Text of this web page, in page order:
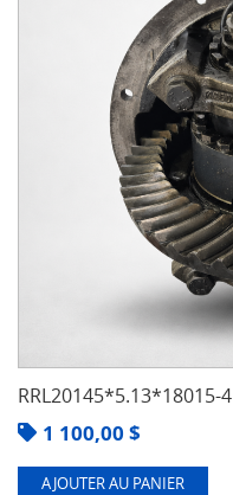
RRL20145*5.13*18015-4
1 100,00 $
AJOUTER AU PANIER